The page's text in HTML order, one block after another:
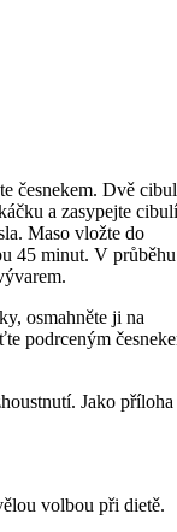
česnekem. Dvě
a zasypejte
Maso vložte do
45 minut. V průběhu
osmahněte ji na
podrceným
Jako příloha
volbou při dietě.